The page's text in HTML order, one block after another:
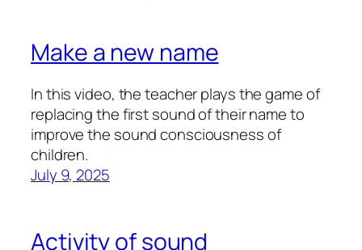
Make a new name
In this video, the teacher plays the game of
replacing the first sound of their name to
improve the sound consciousness of
children.
July 9, 2025
Activity of sound